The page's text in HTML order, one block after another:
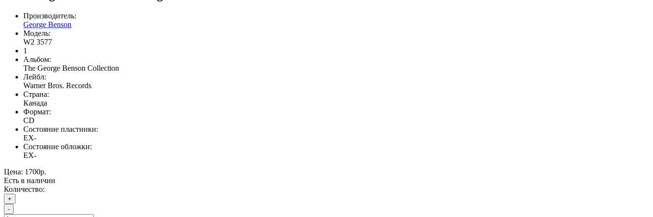
Производитель:
George Benson
Модель:
W2 3577
1
Альбом:
The George Benson Collection
Лейбл:
Warner Bros. Records
Страна:
Канада
Формат:
CD
Состояние пластинки:
EX-
Состояние обложки:
EX-
Цена: 1700р.
Есть в наличии
Количество:
+
-